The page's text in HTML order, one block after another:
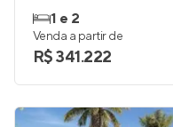
1 e 2
Venda a partir de
R$ 341.222